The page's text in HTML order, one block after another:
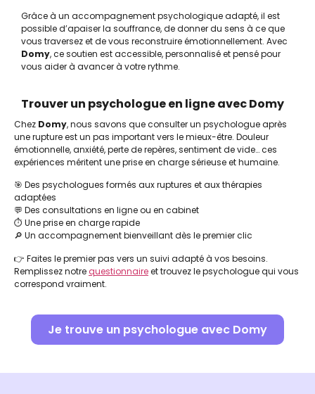
Grâce à un accompagnement psychologique adapté, il est
possible d’apaiser la souffrance, de donner du sens à ce que
vous traversez et de vous reconstruire émotionnellement. Avec
Domy, ce soutien est accessible, personnalisé et pensé pour
vous aider à avancer à votre rythme.
Trouver un psychologue en ligne avec Domy
Chez Domy, nous savons que consulter un psychologue après
une rupture est un pas important vers le mieux-être. Douleur
émotionnelle, anxiété, perte de repères, sentiment de vide… ces
expériences méritent une prise en charge sérieuse et humaine.
🎯 Des psychologues formés aux ruptures et aux thérapies
adaptées
💬 Des consultations en ligne ou en cabinet
⏱️ Une prise en charge rapide
🔎 Un accompagnement bienveillant dès le premier clic
👉 Faites le premier pas vers un suivi adapté à vos besoins.
Remplissez notrequestionnaireet trouvez le psychologue qui vous
correspond vraiment.
Je trouve un psychologue avec Domy